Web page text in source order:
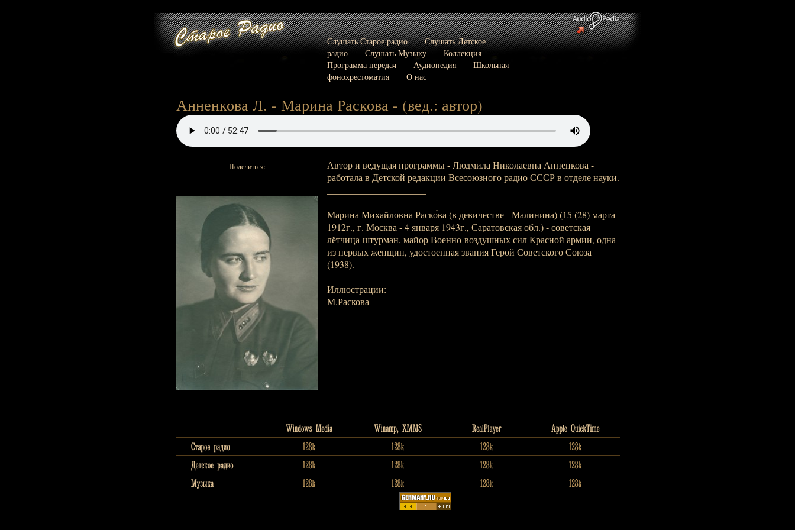
Слушать Старое радио
Слушать Детское
радио
Слушать Музыку
Коллекция
Программа передач
Аудиопедия
Школьная
фонохрестоматия
О нас
Анненкова Л. - Марина Раскова - (вед.: автор)
Поделиться:
Автор и ведущая программы - Людмила Николаевна Анненкова -
работала в Детской редакции Всесоюзного радио СССР в отделе науки.
Марина Михайловна Раско́ва (в девичестве - Малинина) (15 (28) марта
1912г., г. Москва - 4 января 1943г., Саратовская обл.) - советская
лётчица-штурман, майор Военно-воздушных сил Красной армии, одна
из первых женщин, удостоенная звания Герой Советского Союза
(1938).
Иллюстрации:
М.Раскова